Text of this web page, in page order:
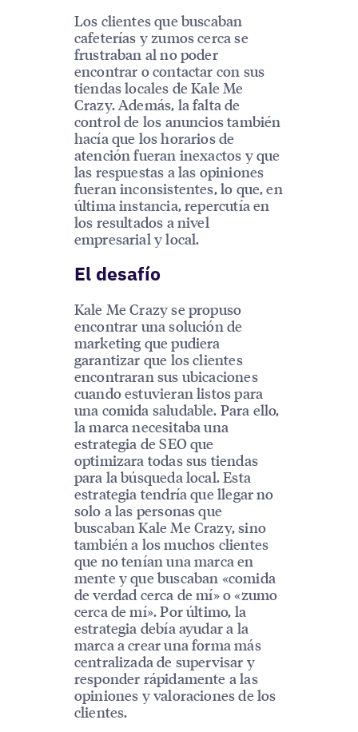
Los clientes que buscaban
cafeterías y zumos cerca se
frustraban al no poder
encontrar o contactar con sus
tiendas locales de Kale Me
Crazy. Además, la falta de
control de los anuncios también
hacía que los horarios de
atención fueran inexactos y que
las respuestas a las opiniones
fueran inconsistentes, lo que, en
última instancia, repercutía en
los resultados a nivel
empresarial y local.
El desafío
Kale Me Crazy se propuso
encontrar una solución de
marketing que pudiera
garantizar que los clientes
encontraran sus ubicaciones
cuando estuvieran listos para
una comida saludable. Para ello,
la marca necesitaba una
estrategia de SEO que
optimizara todas sus tiendas
para la búsqueda local. Esta
estrategia tendría que llegar no
solo a las personas que
buscaban Kale Me Crazy, sino
también a los muchos clientes
que no tenían una marca en
mente y que buscaban «comida
de verdad cerca de mí» o «zumo
cerca de mí». Por último, la
estrategia debía ayudar a la
marca a crear una forma más
centralizada de supervisar y
responder rápidamente a las
opiniones y valoraciones de los
clientes.